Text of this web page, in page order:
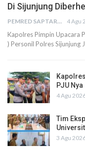
Di Sijunjung
PEMRED SAPTARIUS 4 Agu
Kapolres Pimpin Upacara
) Personil Polres Sijunjung
PJU Nya
4 Agu
Tim
3 Agu